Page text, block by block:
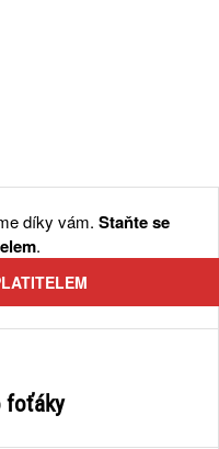
díky vám. Staňte se
.
foťáky